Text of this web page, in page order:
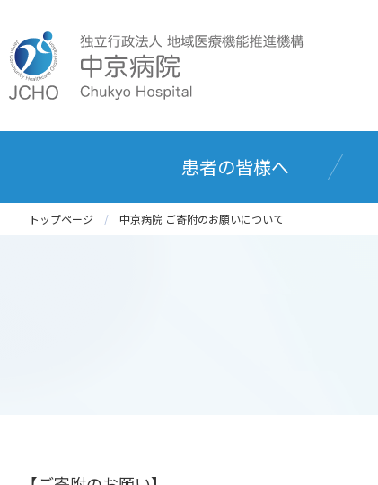
患者の皆様へ
トップページ 中京病院 ご寄附のお願いについて